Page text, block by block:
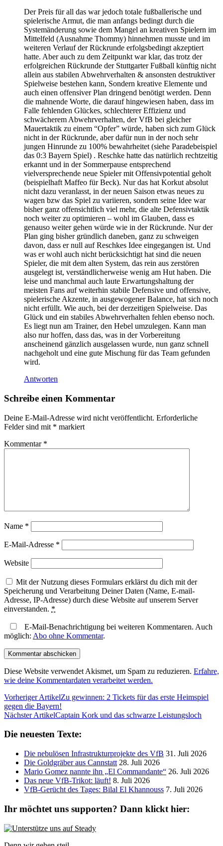
Der Preis für all das war jedoch totale fußballerische und
spielerische Armut, die man anfangs bedingt durch die
Systemänderung sowie dem Mangel an kreativen Spielern im
Mittelfeld (Ausnahme Thommy) hinnehmen musste und im
weiteren Verlauf der Rückrunde erfolgsbedingt akzeptiert
hatte. Aber auch zu dem Zeitpunkt war klar, das trotz der
erfolgreichen Rückrunde der Stuttgarter Fußball künftig nicht
allein aus stabilen Abwehrverhalten & ansonsten destruktiver
Spielweise bestehen kann, Sondern kreative Elemente und
auch einen offensiver Plan dringend benötigt werden. Denn
die mahnende Worte, die darauf hingewiesen haben, dass im
Falle fehlenden Glückes, schlechterer Effizienz und
schwächerem Abwehrverhalten, der VfB bei gleicher
Mauertaktik zu einem “Opfer” würde, haben sich zum Glück
nicht in der Rückrunde, aber dafür nun in der noch sehr
jungen Hinrunde zu 100% bewahrheitet (siehe Paradebeispiel
das 0:3 Bayern Spiel) . Reschke hatte das natürlich rechtzeitig
erkannt und in der Sommerpause entsprechend
vielversprechende neue Spieler mit Offensivpotential geholt
(beispielhaft Maffeo für Beck). Nur das hat Korkut absolut
nicht dazu veranlasst, in der neuen Saison etwas neues zu
wagen bzw das Spiel zu variieren, sondern seine Idee war
bisher ganz offensichtlich viel mehr, die alte Defensivtaktik
noch weiter zu optimieren – wohl im Glauben, dass es
genauso weiter gehen würde wie in der Rückrunde. Nur der
Plan ging bisher gründlich daneben, ganz zu schweigen
davon, dass er null auf Reschkes Idee eingegangen ist. Und
was er wohl auch nicht berücksichtigt hat sind die neuen
Spieler, die mit dem alten System, das rein aus zerstören
ausgelegt ist, verständlicherweise wenig am Hut haben. Die
leise und manchmal auch laute Erwartungshaltung der
meisten Fans auf weiterhin stabile Defensive und offensive,
spielerische Akzente, in ausgewogener Balance, hat sich noch
nicht erfüllt. Wie auch, bei der derzeitigen Spielweise. Das
Glück und ein stabiles Abwehrverhalten fehlen ebenso noch.
Es liegt nun am Trainer, den Hebel umzulegen. Kann man
also nur hoffen, dass das, was in der Vorbereitung
anscheinend gänzlich ausgelassen wurde, nun ganz schnell
nachgeholt und eine gute Mischung für das Team gefunden
wird.
Antworten
Schreibe einen Kommentar
Deine E-Mail-Adresse wird nicht veröffentlicht. Erforderliche
Felder sind mit * markiert
Kommentar *
Name *
E-Mail-Adresse *
Website
Mit der Nutzung dieses Formulars erklärst du dich mit der
Speicherung und Verarbeitung Deiner Daten (Name, E-mail-
Adresse, IP-Adresse) durch diese Website auf unserem Server
einverstanden. *
E-Mail-Benachrichtigung bei weiteren Kommentaren. Auch
möglich: Abo ohne Kommentar.
Diese Website verwendet Akismet, um Spam zu reduzieren. Erfahre,
wie deine Kommentardaten verarbeitet werden.
Vorheriger ArtikelZu gewinnen: 2 Tickets für das erste Heimspiel
gegen die Bayern!
Nächster ArtikelCaptain Kork und das schwarze Leistungsloch
Die neuesten Texte:
Die nebulösen Infrastrukturprojekte des VfB 31. Juli 2026
Die Goldgräber aus Cannstatt 28. Juli 2026
Mario Gomez nannte ihn „El Commandante“ 26. Juli 2026
Das neue VfB-Trikot: läuft! 8. Juli 2026
VfB-Gerücht des Tages: Bilal El Khannouss 7. Juli 2026
Ihr möchtet uns supporten? Dann klickt hier: